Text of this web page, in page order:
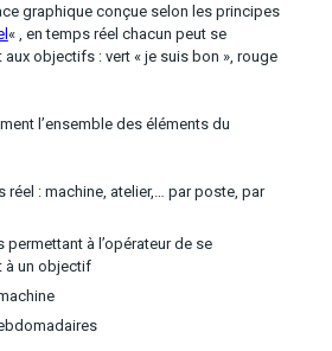
graphique conçue selon les principes
« , en temps réel chacun peut se
objectifs : vert « je suis bon », rouge
l’ensemble des éléments du
réel : machine, atelier,… par poste, par
à l’opérateur de se
à un objectif